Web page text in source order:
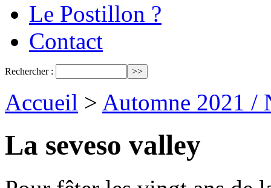
Le Postillon ?
Contact
Rechercher :
Accueil > Automne 2021 /
La seveso valley